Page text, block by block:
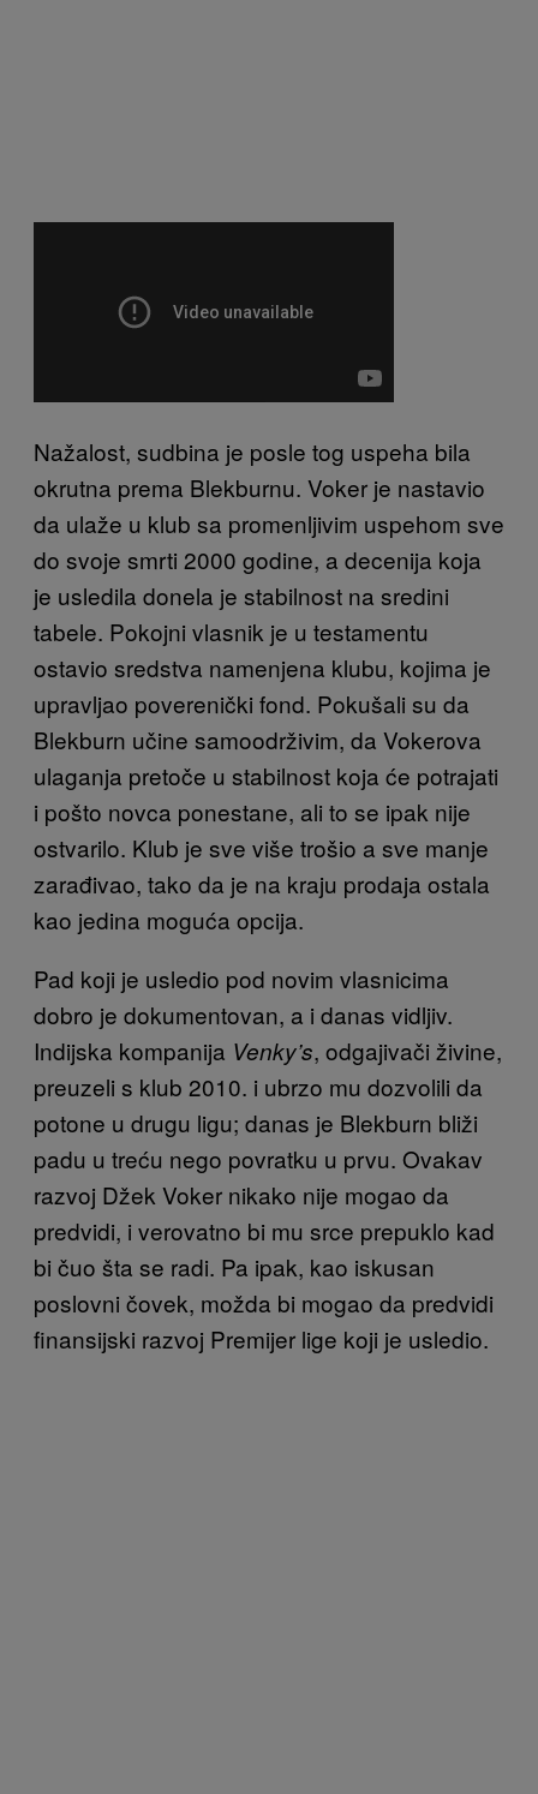
Nažalost, sudbina je posle tog uspeha bila
okrutna prema Blekburnu. Voker je nastavio
da ulaže u klub sa promenljivim uspehom sve
do svoje smrti 2000 godine, a decenija koja
je usledila donela je stabilnost na sredini
tabele. Pokojni vlasnik je u testamentu
ostavio sredstva namenjena klubu, kojima je
upravljao poverenički fond. Pokušali su da
Blekburn učine samoodrživim, da Vokerova
ulaganja pretoče u stabilnost koja će potrajati
i pošto novca ponestane, ali to se ipak nije
ostvarilo. Klub je sve više trošio a sve manje
zarađivao, tako da je na kraju prodaja ostala
kao jedina moguća opcija.
Pad koji je usledio pod novim vlasnicima
dobro je dokumentovan, a i danas vidljiv.
Indijska kompanija Venky’s, odgajivači živine,
preuzeli s klub 2010. i ubrzo mu dozvolili da
potone u drugu ligu; danas je Blekburn bliži
padu u treću nego povratku u prvu. Ovakav
razvoj Džek Voker nikako nije mogao da
predvidi, i verovatno bi mu srce prepuklo kad
bi čuo šta se radi. Pa ipak, kao iskusan
poslovni čovek, možda bi mogao da predvidi
finansijski razvoj Premijer lige koji je usledio.